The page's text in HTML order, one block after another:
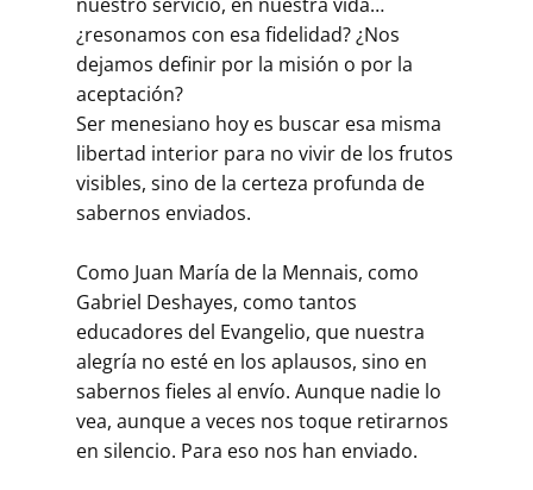
¿resonamos con esa fidelidad? ¿Nos
dejamos definir por la misión o por la
aceptación?
Ser menesiano hoy es buscar esa misma
libertad interior para no vivir de los frutos
visibles, sino de la certeza profunda de
sabernos enviados.
Como Juan María de la Mennais, como
Gabriel Deshayes, como tantos
educadores del Evangelio, que nuestra
alegría no esté en los aplausos, sino en
sabernos fieles al envío. Aunque nadie lo
vea, aunque a veces nos toque retirarnos
en silencio. Para eso nos han enviado.